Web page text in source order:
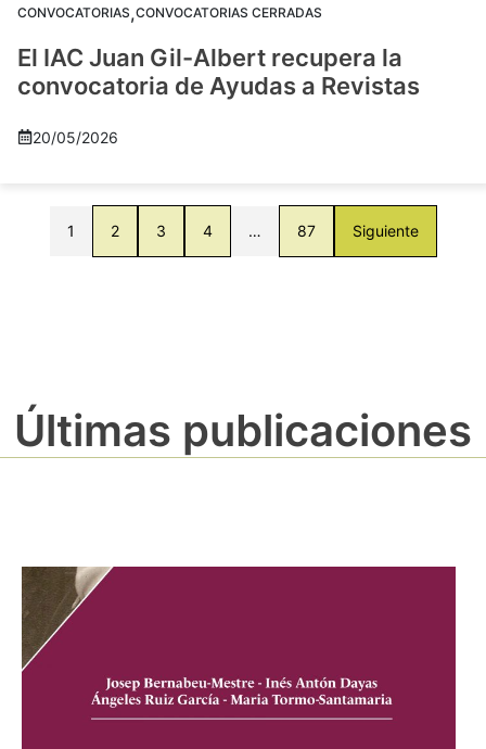
CONVOCATORIAS,CONVOCATORIAS CERRADAS
El IAC Juan Gil-Albert recupera la
convocatoria de Ayudas a Revistas
20/05/2026
1 2 3 4 … 87 Siguiente
Últimas publicaciones